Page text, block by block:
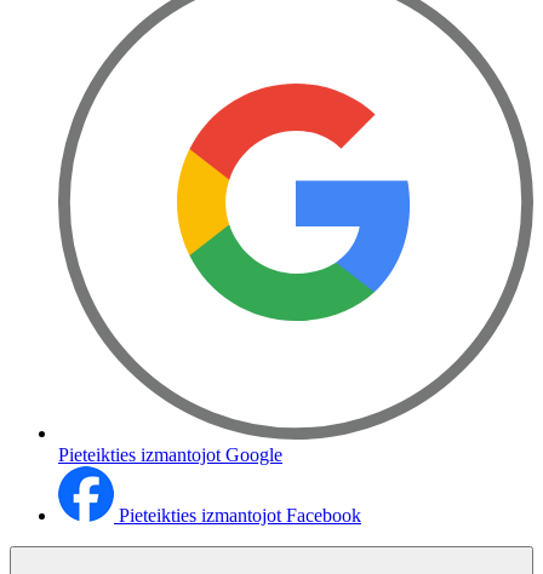
Pieteikties izmantojot Google
Pieteikties izmantojot Facebook